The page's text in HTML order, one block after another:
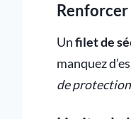
Renforcer
Unfilet de
manquez
de protection